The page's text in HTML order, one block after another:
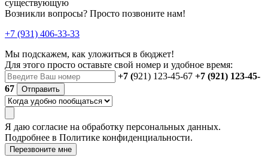
существующую
Возникли вопросы? Просто позвоните нам!
+7 (931) 406-33-33
Мы подскажем, как уложиться в бюджет!
Для этого просто оставьте свой номер и удобное время:
+7 (921) 123-45-67 +7 (921) 123-45-
67
Отправить
Я даю согласие на обработку персональных данных.
Подробнее в Политике конфиденциальности.
Перезвоните мне